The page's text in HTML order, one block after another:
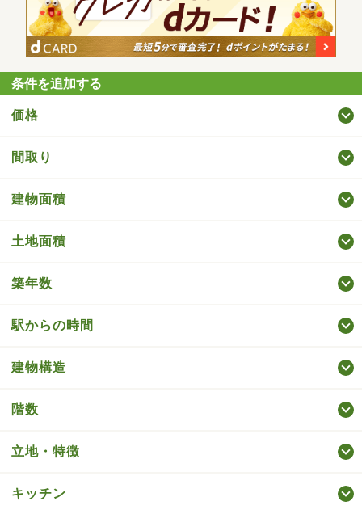
条件を追加する
価格
間取り
建物面積
土地面積
築年数
駅からの時間
建物構造
階数
立地・特徴
キッチン